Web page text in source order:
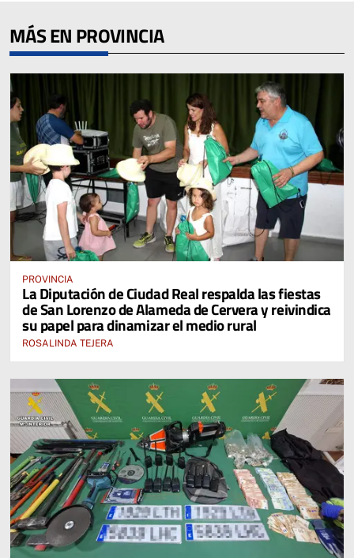
MÁS EN PROVINCIA
PROVINCIA
La Diputación de Ciudad Real respalda las fiestas
de San Lorenzo de Alameda de Cervera y reivindica
su papel para dinamizar el medio rural
ROSALINDA TEJERA